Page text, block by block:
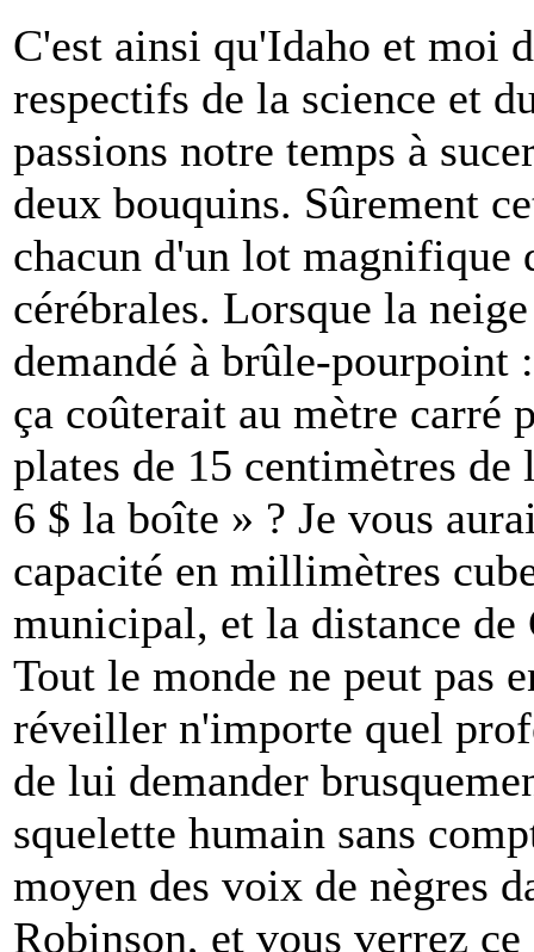
C'est ainsi qu'Idaho et moi
respectifs de la science et
passions notre temps à
deux bouquins. Sûrement
chacun d'un lot magnifique
cérébrales. Lorsque la
demandé à brûle-pourpoint
ça coûterait au mètre carré
plates de 15 centimètres
6 $ la boîte » ? Je vous
capacité en millimètres
municipal, et la distance de
Tout le monde ne peut pas
réveiller n'importe quel
de lui demander
squelette humain sans
moyen des voix de nègres
Robinson, et vous verrez